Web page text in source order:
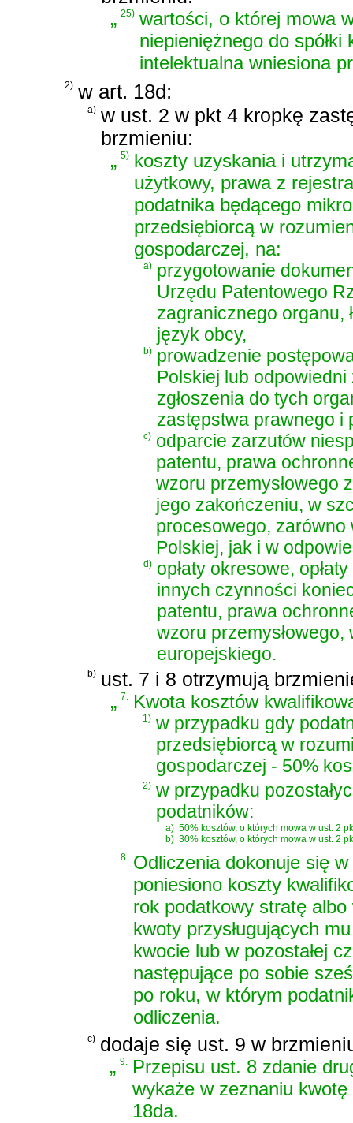
„25) wartości, o której mowa
niepieniężnego do spółki
intelektualna wniesiona
2) w art. 18d:
a) w ust. 2 w pkt 4 kropkę
brzmieniu:
„5) koszty uzyskania i
użytkowy, prawa z
podatnika będącego
przedsiębiorcą w
gospodarczej, na:
a) przygotowanie
Urzędu Patentowego
zagranicznego organu,
język obcy,
b) prowadzenie
Polskiej lub
zgłoszenia do tych
zastępstwa prawnego i
c) odparcie zarzutów
patentu, prawa
wzoru przemysłowego
jego zakończeniu, w
procesowego,
Polskiej, jak i w
d) opłaty okresowe,
innych czynności
patentu, prawa
wzoru
europejskiego.
b) ust. 7 i 8 otrzymują
„ 7. Kwota kosztów
1) w przypadku gdy
przedsiębiorcą w
gospodarczej - 50%
2) w przypadku
podatników:
a) 50% kosztów, o których mowa w ust. 2
b) 30% kosztów, o których mowa w ust. 2
8. Odliczenia dokonuje się
poniesiono koszty
rok podatkowy stratę
kwoty przysługujących
kwocie lub w pozostałej
następujące po sobie
po roku, w którym
odliczenia.
c) dodaje się ust. 9 w
„9. Przepisu ust. 8 zdanie
wykaże w zeznaniu
18da.